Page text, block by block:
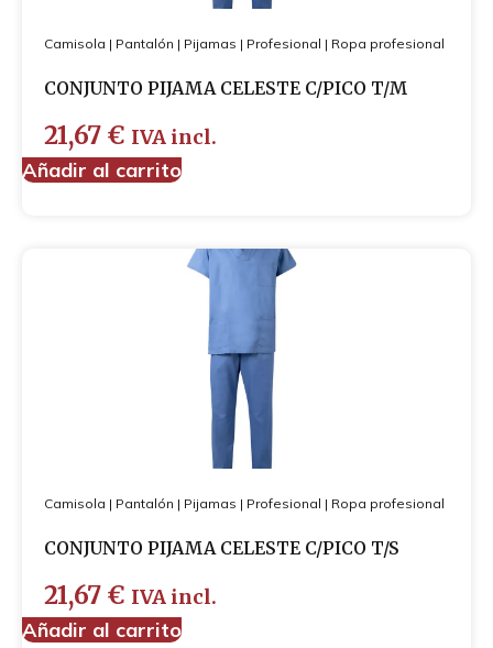
Camisola | Pantalón | Pijamas | Profesional | Ropa profesional
CONJUNTO PIJAMA CELESTE C/PICO T/M
21,67 € IVA incl.
Añadir al carrito
Camisola | Pantalón | Pijamas | Profesional | Ropa profesional
CONJUNTO PIJAMA CELESTE C/PICO T/S
21,67 € IVA incl.
Añadir al carrito